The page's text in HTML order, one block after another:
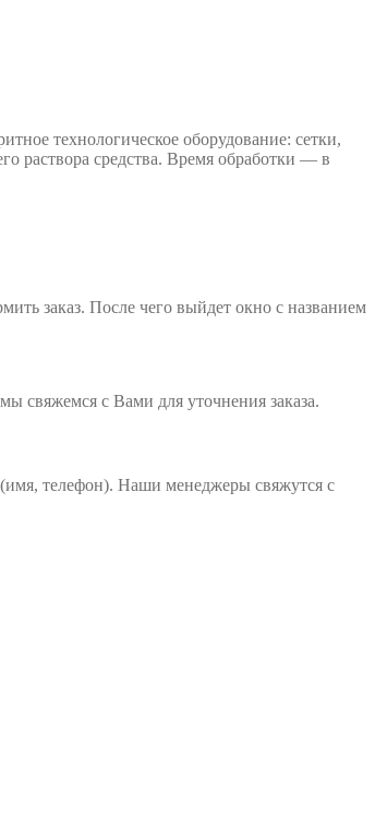
технологическое оборудование: сетки,
раствора средства. Время обработки — в
заказ. После чего выйдет окно с названием
свяжемся с Вами для уточнения заказа.
телефон). Наши менеджеры свяжутся с